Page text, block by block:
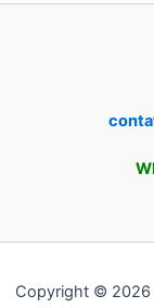
Copyright © 2026